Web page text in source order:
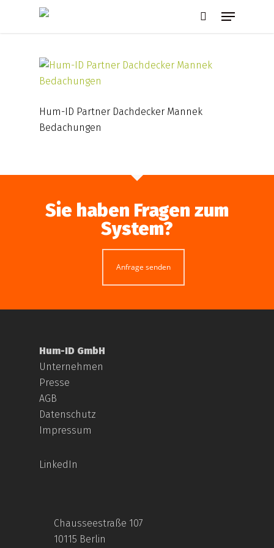
Menu
Hum-ID Partner Dachdecker Mannek
Bedachungen
Sie haben Fragen zum
System?
Anfrage senden
Hum-ID GmbH
Unternehmen
Presse
AGB
Datenschutz
Impressum
LinkedIn
Chausseestraße 107
10115 Berlin